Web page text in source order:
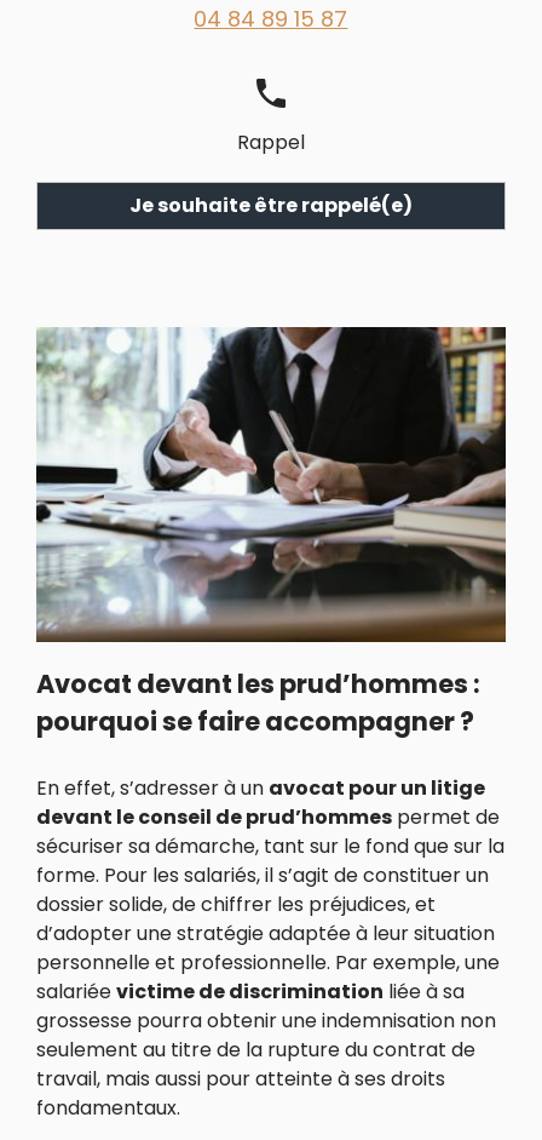
04 84 89 15 87
phone
Rappel
Je souhaite être rappelé(e)
Avocat devant les prud’hommes :
pourquoi se faire accompagner ?
En effet, s’adresser à un avocat pour un litige
devant le conseil de prud’hommespermet de
sécuriser sa démarche, tant sur le fond que sur la
forme. Pour les salariés, il s’agit de constituer un
dossier solide, de chiffrer les préjudices, et
d’adopter une stratégie adaptée à leur situation
personnelle et professionnelle. Par exemple, une
salariéevictime de discrimination liée à sa
grossesse pourra obtenir une indemnisation non
seulement au titre de la rupture du contrat de
travail, mais aussi pour atteinte à ses droits
fondamentaux.